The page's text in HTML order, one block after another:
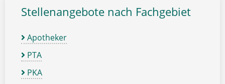
Stellenangebote nach Fachgebiet
Apotheker
PTA
PKA